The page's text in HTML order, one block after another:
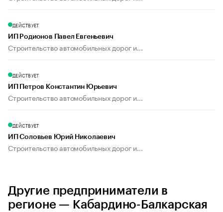
ДЕЙСТВУЕТ
ИП Родионов Павел Евгеньевич
Строительство автомобильных дорог и...
ДЕЙСТВУЕТ
ИП Петров Константин Юрьевич
Строительство автомобильных дорог и...
ДЕЙСТВУЕТ
ИП Соловьев Юрий Николаевич
Строительство автомобильных дорог и...
Другие предприниматели в
регионе — Кабардино-Балкарская